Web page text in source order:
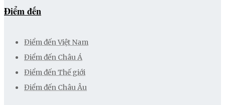
Điểm đến
Điểm đến Việt Nam
Điểm đến Châu Á
Điểm đến Thế giới
Điểm đến Châu Âu